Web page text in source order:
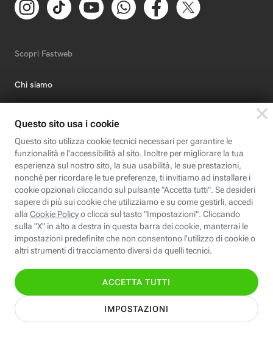
Scopri Fastweb
Chi siamo
Fastweb.it
Formazione
Fastweb Digital Academy
STEP FuturAbility District
Insieme, siamo futuro
© Fastweb SpA 2026 - P.IVA 12878470157